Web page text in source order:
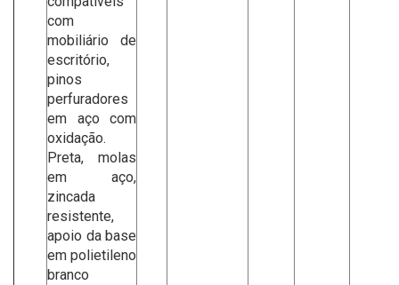
com
mobiliário de
escritório,
pinos
perfuradores
em aço com
oxidação.
Preta, molas
em aço,
zincada
resistente,
apoio da base
em polietileno
branco